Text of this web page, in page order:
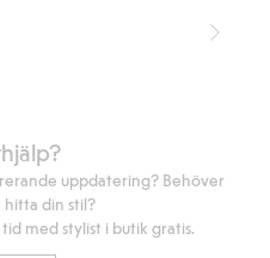
uppdatering? Behöver
hitta din stil?
med stylist i butik gratis.